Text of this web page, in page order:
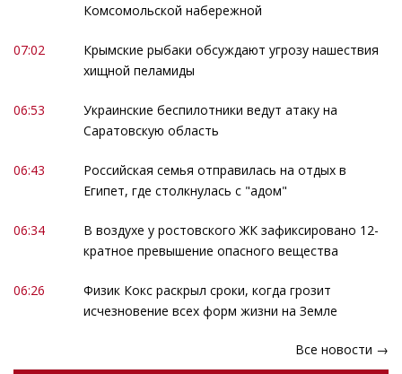
Комсомольской набережной
07:02
Крымские рыбаки обсуждают угрозу нашествия
хищной пеламиды
06:53
Украинские беспилотники ведут атаку на
Саратовскую область
06:43
Российская семья отправилась на отдых в
Египет, где столкнулась с "адом"
06:34
В воздухе у ростовского ЖК зафиксировано 12-
кратное превышение опасного вещества
06:26
Физик Кокс раскрыл сроки, когда грозит
исчезновение всех форм жизни на Земле
Все новости →